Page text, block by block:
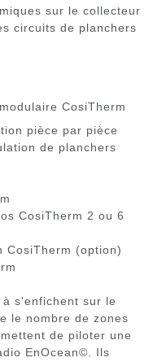
sur le collecteur
circuits de planchers
CosiTherm
pièce par pièce
de planchers
CosiTherm 2 ou 6
CosiTherm (option)
s'enfichent sur le
le nombre de zones
de piloter une
EnOcean©. Ils